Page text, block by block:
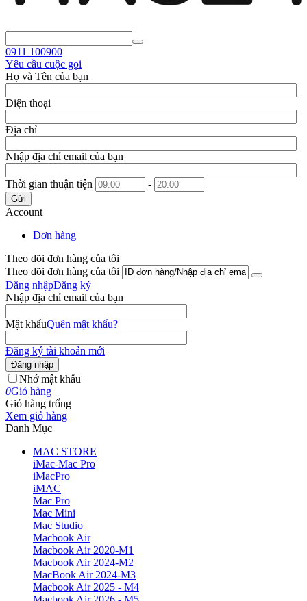
0911 100900
Yêu cầu cuộc gọi
Họ và Tên của bạn
Điện thoại
Địa chỉ
Nhập địa chỉ email của bạn
Thời gian thuận tiện -
Gửi
Account
Đơn hàng
Theo dõi đơn hàng của tôi
Theo dõi đơn hàng của tôi
Đăng nhậpĐăng ký
Nhập địa chỉ email của bạn
Mật khẩuQuên mật khẩu?
Đăng ký tài khoản mới
Đăng nhập
Nhớ mật khẩu
0Giỏ hàng
Giỏ hàng trống
Xem giỏ hàng
Danh Mục
MAC STORE
iMac-Mac Pro
iMacPro
iMAC
Mac Pro
Mac Mini
Mac Studio
Macbook Air
Macbook Air 2020-M1
Macbook Air 2024-M2
MacBook Air 2024-M3
Macbook Air 2025 - M4